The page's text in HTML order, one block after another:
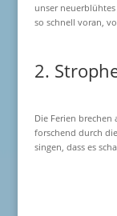
unser
so schnell voran,
2.
Die Ferien brechen
forschend durch
singen, dass es